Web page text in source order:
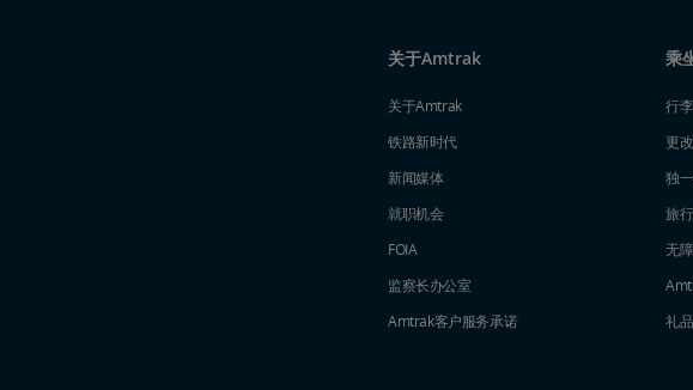
关于Amtrak
关于Amtrak
铁路新时代
新闻媒体
就职机会
FOIA
监察长办公室
Amtrak​​​​​​​客户服务承诺
乘
行
更
独
旅
无
礼